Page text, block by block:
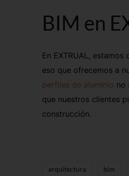
BIM en
En EXTRUAL,
eso que ofrecemos a
perfiles de aluminio no
que nuestros clientes
construcción.
arquitectura bim